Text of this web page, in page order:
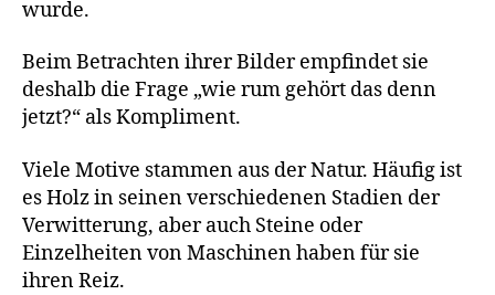
wurde.
Beim Betrachten ihrer Bilder empfindet sie
deshalb die Frage „wie rum gehört das denn
jetzt?“ als Kompliment.
Viele Motive stammen aus der Natur. Häufig ist
es Holz in seinen verschiedenen Stadien der
Verwitterung, aber auch Steine oder
Einzelheiten von Maschinen haben für sie
ihren Reiz.